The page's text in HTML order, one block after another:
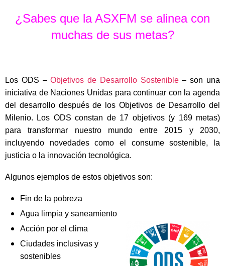
¿Sabes que la ASXFM se alinea con
muchas de sus metas?
Los ODS –Objetivos de Desarrollo Sostenible– son una
iniciativa de Naciones Unidas para continuar con la agenda
del desarrollo después de los Objetivos de Desarrollo del
Milenio. Los ODS constan de 17 objetivos (y 169 metas)
para transformar nuestro mundo entre 2015 y 2030,
incluyendo novedades como el consume sostenible, la
justicia o la innovación tecnológica.
Algunos ejemplos de estos objetivos son:
Fin de la pobreza
Agua limpia y saneamiento
Acción por el clima
Ciudades inclusivas y
sostenibles